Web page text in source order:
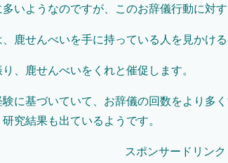
いようなのですが、このお辞儀行動に対
鹿せんべいを手に持っている人を見かけ
、鹿せんべいをくれと催促します。
に基づいていて、お辞儀の回数をより多
究結果も出ているようです。
スポンサードリンク